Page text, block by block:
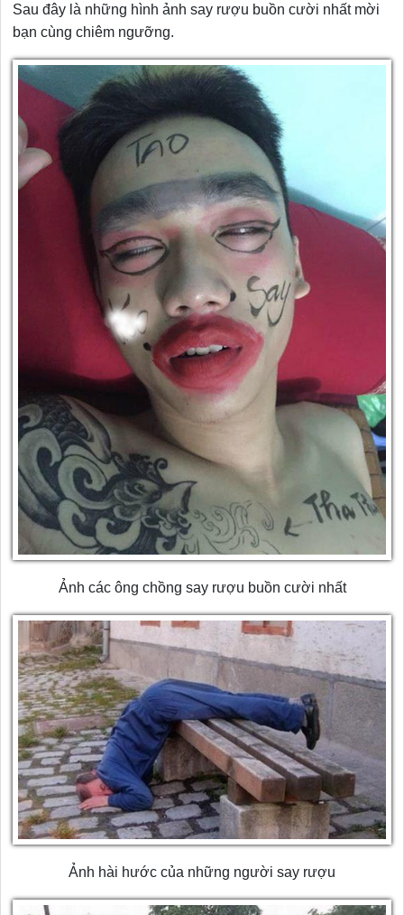
Sau đây là những hình ảnh say rượu buồn cười nhất mời
bạn cùng chiêm ngưỡng.
Ảnh các ông chồng say rượu buồn cười nhất
Ảnh hài hước của những người say rượu